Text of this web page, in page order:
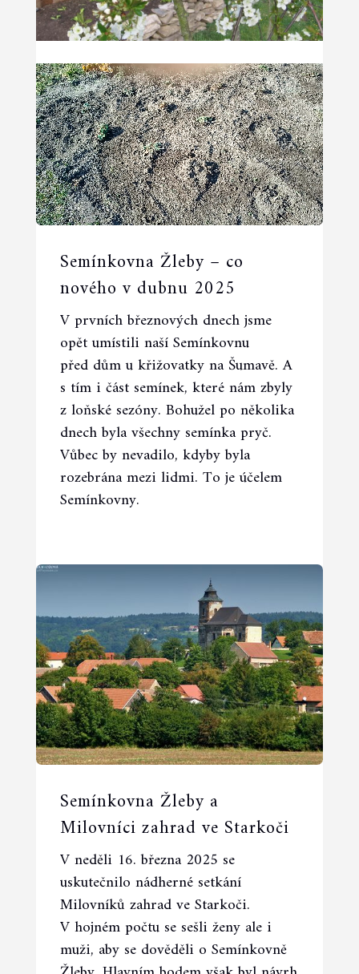
Semínkovna Žleby – co
nového v dubnu 2025
V prvních březnových dnech jsme
opět umístili naší Semínkovnu
před dům u křižovatky na Šumavě. A
s tím i část semínek, které nám zbyly
z loňské sezóny. Bohužel po několika
dnech byla všechny semínka pryč.
Vůbec by nevadilo, kdyby byla
rozebrána mezi lidmi. To je účelem
Semínkovny.
Semínkovna Žleby a
Milovníci zahrad ve Starkoči
V neděli 16. března 2025 se
uskutečnilo nádherné setkání
Milovníků zahrad ve Starkoči.
V hojném počtu se sešli ženy ale i
muži, aby se dověděli o Semínkovně